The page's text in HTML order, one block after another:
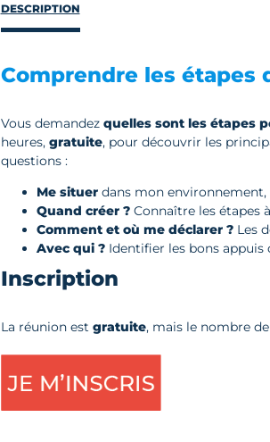
DESCRIPTION
Comprendre les étapes
Vous demandez quelles sont les étapes
heures, gratuite, pour découvrir les
questions :
Me situerdans mon
Quand créer ?Connaître les étapes
Comment et où me déclarer ?Les
Avec qui ?Identifier les bons appuis
Inscription
La réunion est gratuite, mais le nombre